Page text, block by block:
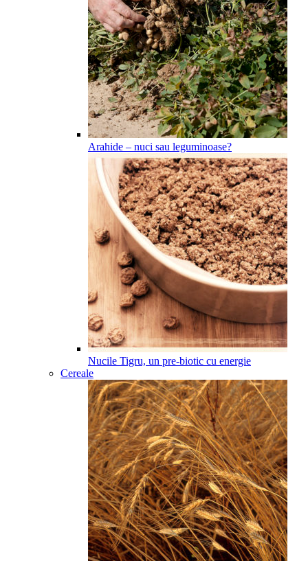
Arahide – nuci sau leguminoase?
Nucile Tigru, un pre-biotic cu energie
Cereale